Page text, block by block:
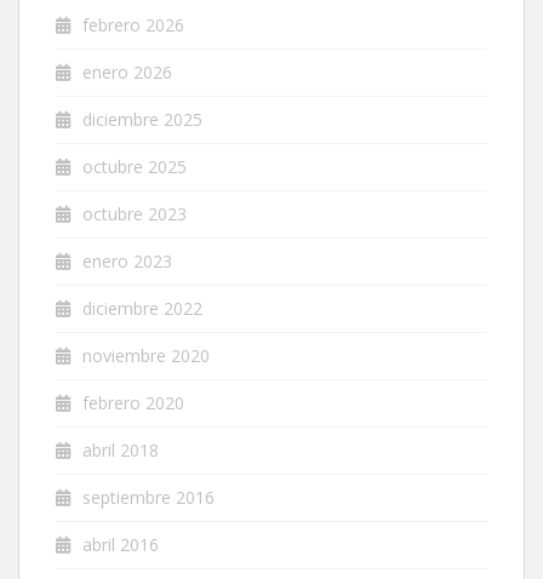
febrero 2026
enero 2026
diciembre 2025
octubre 2025
octubre 2023
enero 2023
diciembre 2022
noviembre 2020
febrero 2020
abril 2018
septiembre 2016
abril 2016